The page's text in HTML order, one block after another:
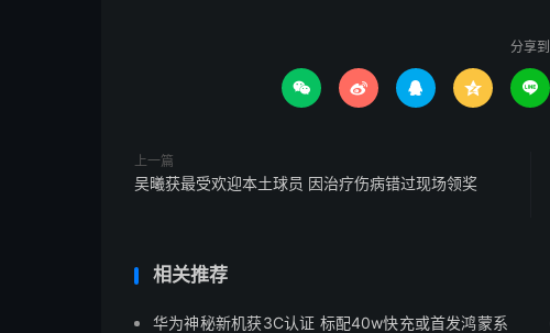
分享到
    
上一篇
吴曦获最受欢迎本土球员 因治疗伤病错过现场领奖
相关推荐
华为神秘新机获3C认证 标配40w快充或首发鸿蒙系